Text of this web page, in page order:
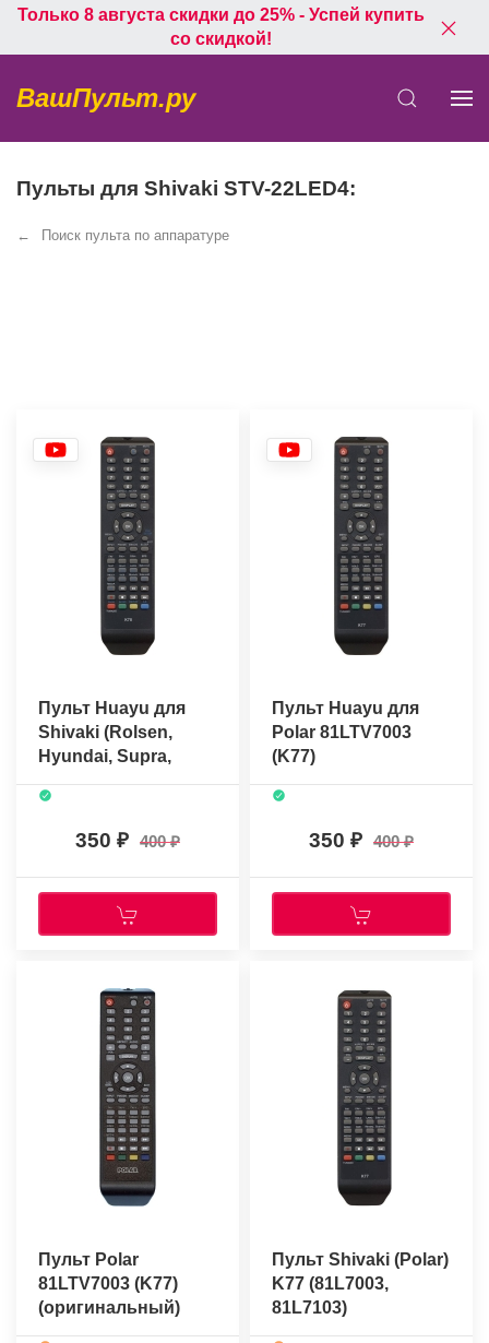
Только 8 августа скидки до 25% - Успей купить
со скидкой!
ВашПульт.ру
Пульты для Shivaki STV-22LED4:
Поиск пульта по аппаратуре
Пульт Huayu для
Shivaki (Rolsen,
Hyundai, Supra,
Fusion) K78
350 400
Пульт Huayu для
Polar 81LTV7003
(K77)
350 400
Пульт Polar
81LTV7003 (K77)
(оригинальный)
Пульт Shivaki (Polar)
K77 (81L7003,
81L7103)
(оригинальный)